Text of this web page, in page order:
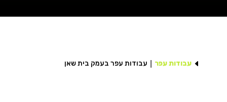
D עבודות עפר עבודות עפר בעמק בית שאן